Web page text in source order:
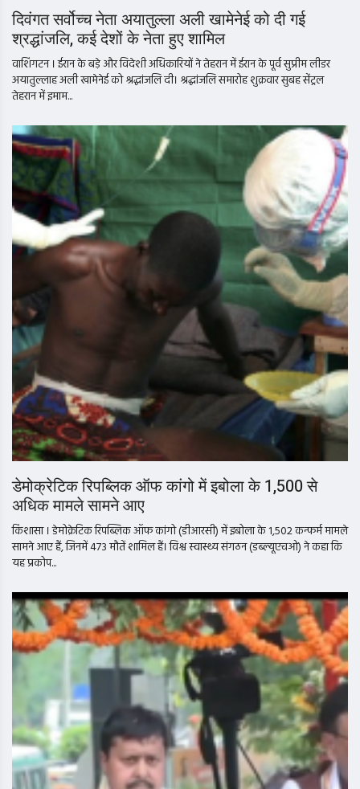
दिवंगत सर्वोच्च नेता अयातुल्ला अली खामेनेई को दी गई
श्रद्धांजलि, कई देशों के नेता हुए शामिल
वाशिंगटन । ईरान के बड़े और विदेशी अधिकारियों ने तेहरान में ईरान के पूर्व सुप्रीम लीडर
अयातुल्लाह अली खामेनेई को श्रद्धांजलि दी। श्रद्धांजलि समारोह शुक्रवार सुबह सेंट्रल
तेहरान में इमाम...
डेमोक्रेटिक रिपब्लिक ऑफ कांगो में इबोला के 1,500 से
अधिक मामले सामने आए
किंशासा । डेमोक्रेटिक रिपब्लिक ऑफ कांगो (डीआरसी) में इबोला के 1,502 कन्फर्म मामले
सामने आए हैं, जिनमें 473 मौतें शामिल हैं। विश्व स्वास्थ्य संगठन (डब्ल्यूएचओ) ने कहा कि
यह प्रकोप...